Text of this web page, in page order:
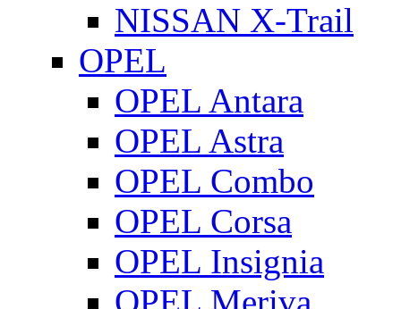
NISSAN X-Trail
OPEL
OPEL Antara
OPEL Astra
OPEL Combo
OPEL Corsa
OPEL Insignia